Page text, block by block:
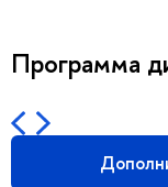
Программа